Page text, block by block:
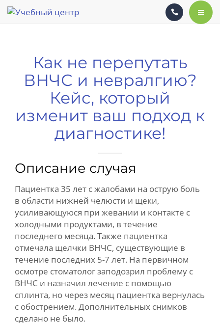
СПИКЕРЫ
КАК ЭТО БЫЛО
УЧЕБНЫЕ МАТЕРИАЛЫ
КОРПОРАТИВНОЕ ОБУЧЕНИЕ
ОСТЕОПАТИЯ ДЛЯ КОЛЛЕГ
ПАЦИЕНТАМ
СЕМИНАРЫ
СПИКЕРЫ
КАК ЭТО БЫЛО
ОСТЕОПАТИЯ ДЛЯ КОЛЛЕГ
ЗАПИСЬ
КОНТАКТНАЯ ИНФОРМАЦИЯ
ПАЦИЕНТАМ
Как не перепутать
ВНЧС и невралгию?
Кейс, который
изменит ваш подход к
диагностике!
Описание случая
Пациентка 35 лет с жалобами на острую боль
в области нижней челюсти и щеки,
усиливающуюся при жевании и контакте с
холодными продуктами, в течение
последнего месяца. Также пациентка
отмечала щелчки ВНЧС, существующие в
течение последних 5-7 лет. На первичном
осмотре стоматолог заподозрил проблему с
ВНЧС и назначил лечение с помощью
сплинта, но через месяц пациентка вернулась
с обострением. Дополнительных снимков
сделано не было.